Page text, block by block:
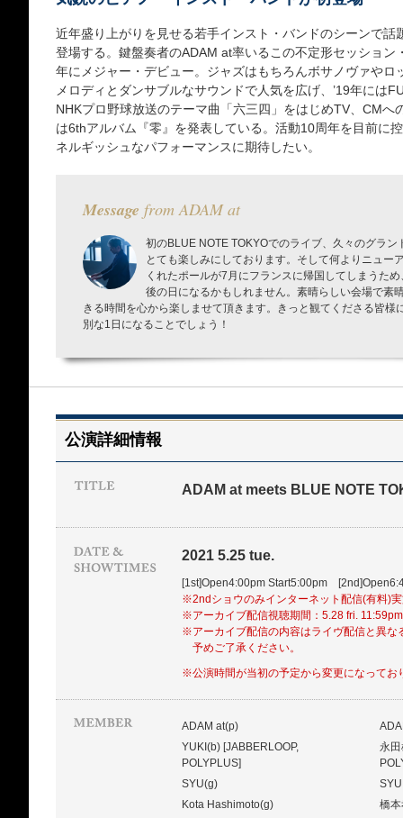
近年盛り上がりを見せる若手インスト・バンドのシーンで話
登場する。鍵盤奏者のADAM at率いるこの不定形セッション
年にメジャー・デビュー。ジャズはもちろんボサノヴァや
メロディとダンサブルなサウンドで人気を広げ、’19年には
NHKプロ野球放送のテーマ曲「六三四」をはじめTV、CMへ
は6thアルバム『零』を発表している。活動10周年を目前に
ネルギッシュなパフォーマンスに期待したい。
Message from ADAM at
初のBLUE NOTE TOKYOでのライブ、久々のグラ
とても楽しみにしております。そして何よりニュー
くれたポールが7月にフランスに帰国してしまうた
後の日になるかもしれません。素晴らしい会場で素
きる時間を心から楽しませて頂きます。きっと観てくださる皆様
別な1日になることでしょう！
公演詳細情報
ADAM at meets BLUE NOTE
2021 5.25 tue.
[1st]Open4:00pm Start5:00pm
※2ndショウのみインターネット配信(有料)
※アーカイブ配信視聴期間：5.28 fri.
※アーカイブ配信の内容はライヴ配信と異な
予めご了承ください。
※公演時間が当初の予定から変更になってお
ADAM at(p)
YUKI(b) [JABBERLOOP,
POLYPLUS]
永
SYU(g)
Kota Hashimoto(g)
橋